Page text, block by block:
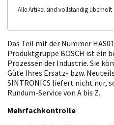
Alle Artikel sind vollständig überholt
Das Teil mit der Nummer
Produktgruppe BOSCH ist ein
Prozessen der Industrie. Sie
Güte Ihres Ersatz- bzw.
SINTRONICS liefert nicht nur,
Rundum-Service von A bis Z.
Mehrfachkontrolle